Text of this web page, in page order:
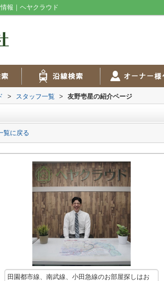
報｜ヘヤクラウド
> スタッフ一覧 > 友野壱星の紹介ページ
覧に戻る
田園都市線、南武線、小田急線のお部屋探しはお